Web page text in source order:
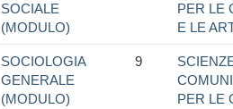
SOCIALE
(MODULO)
PER LE
E LE
SOCIOLOGIA
GENERALE
(MODULO)
9
PER LE